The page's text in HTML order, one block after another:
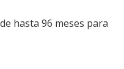
de hasta 96 meses para